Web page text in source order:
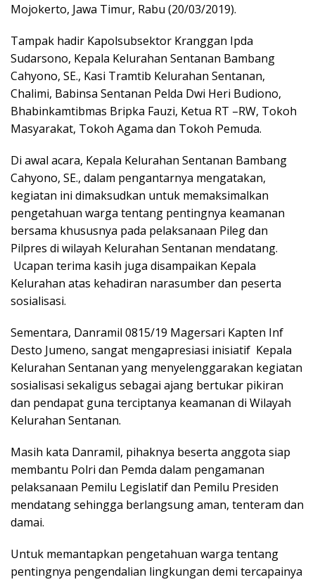
Mojokerto, Jawa Timur, Rabu (20/03/2019).
Tampak hadir Kapolsubsektor Kranggan Ipda
Sudarsono, Kepala Kelurahan Sentanan Bambang
Cahyono, SE., Kasi Tramtib Kelurahan Sentanan,
Chalimi, Babinsa Sentanan Pelda Dwi Heri Budiono,
Bhabinkamtibmas Bripka Fauzi, Ketua RT –RW, Tokoh
Masyarakat, Tokoh Agama dan Tokoh Pemuda.
Di awal acara, Kepala Kelurahan Sentanan Bambang
Cahyono, SE., dalam pengantarnya mengatakan,
kegiatan ini dimaksudkan untuk memaksimalkan
pengetahuan warga tentang pentingnya keamanan
bersama khususnya pada pelaksanaan Pileg dan
Pilpres di wilayah Kelurahan Sentanan mendatang.
Ucapan terima kasih juga disampaikan Kepala
Kelurahan atas kehadiran narasumber dan peserta
sosialisasi.
Sementara, Danramil 0815/19 Magersari Kapten Inf
Desto Jumeno, sangat mengapresiasi inisiatif Kepala
Kelurahan Sentanan yang menyelenggarakan kegiatan
sosialisasi sekaligus sebagai ajang bertukar pikiran
dan pendapat guna terciptanya keamanan di Wilayah
Kelurahan Sentanan.
Masih kata Danramil, pihaknya beserta anggota siap
membantu Polri dan Pemda dalam pengamanan
pelaksanaan Pemilu Legislatif dan Pemilu Presiden
mendatang sehingga berlangsung aman, tenteram dan
damai.
Untuk memantapkan pengetahuan warga tentang
pentingnya pengendalian lingkungan demi tercapainya